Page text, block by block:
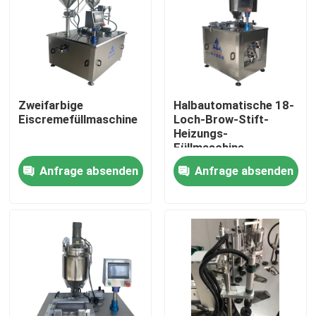
Startseite
Produkte
Videos
Zweifarbige
Eiscremefüllmaschine
Anfrage absenden
Halbautomatische 18-
Loch-Brow-Stift-
Heizungs-
Füllmaschine
Anfrage absenden